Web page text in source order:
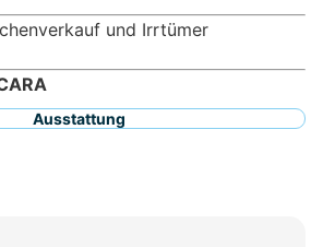
Ausstattung
und Irrtümer